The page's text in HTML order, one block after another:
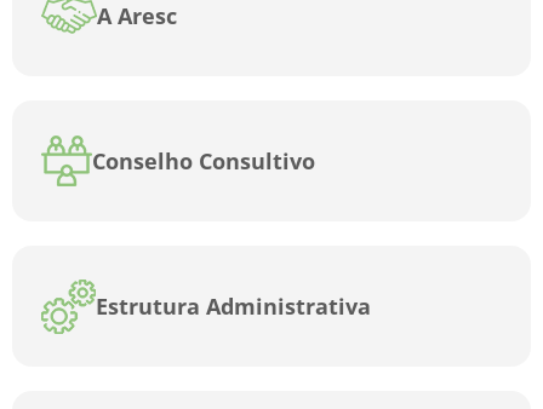
A Aresc
Conselho Consultivo
Estrutura Administrativa